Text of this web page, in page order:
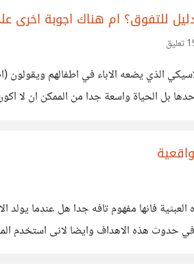
للتفوق؟ ام هناك اجوبة اخرى
الذي يضعه الاباء في اطفالهم
وحدها بل الحياة واسعة جدا من الممكن ان
فانها مفهوم تافه جدا هل عندما
حدوث هذه الاهداف وايضا لانى استخدم